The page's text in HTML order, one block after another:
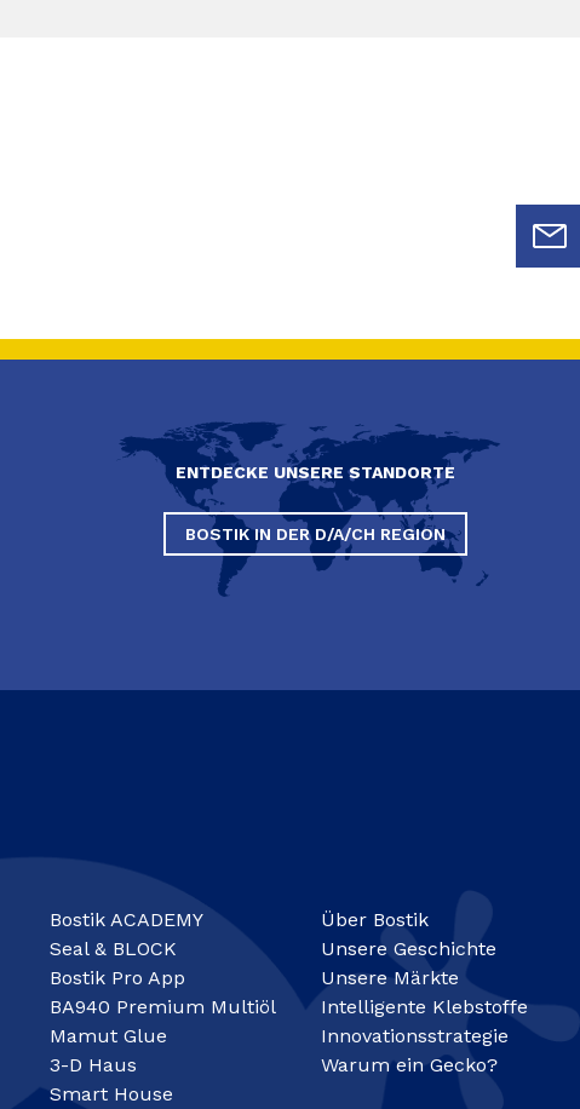
ENTDECKE UNSERE STANDORTE
BOSTIK IN DER D/A/CH REGION
Bostik ACADEMY
Seal & BLOCK
Bostik Pro App
BA940 Premium Multiöl
Mamut Glue
3-D Haus
Smart House
Über Bostik
Unsere Geschichte
Unsere Märkte
Intelligente Klebstoffe
Innovationsstrategie
Warum ein Gecko?